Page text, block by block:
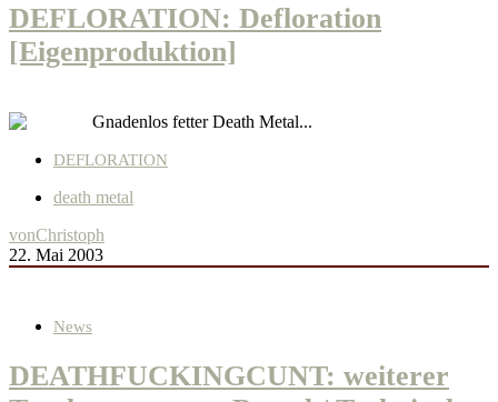
DEFLORATION: Defloration
[Eigenproduktion]
Gnadenlos fetter Death Metal...
DEFLORATION
death metal
vonChristoph
22. Mai 2003
News
DEATHFUCKINGCUNT: weiterer